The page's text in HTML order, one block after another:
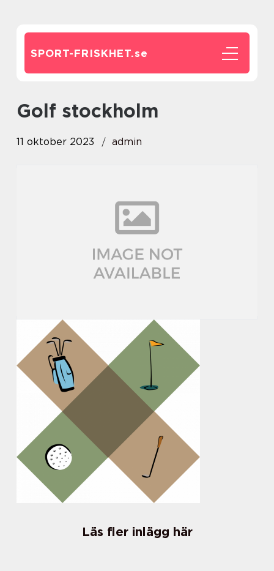
SPORT-FRISKHET.se
golf stockholm
11 oktober 2023 admin
Läs fler inlägg här